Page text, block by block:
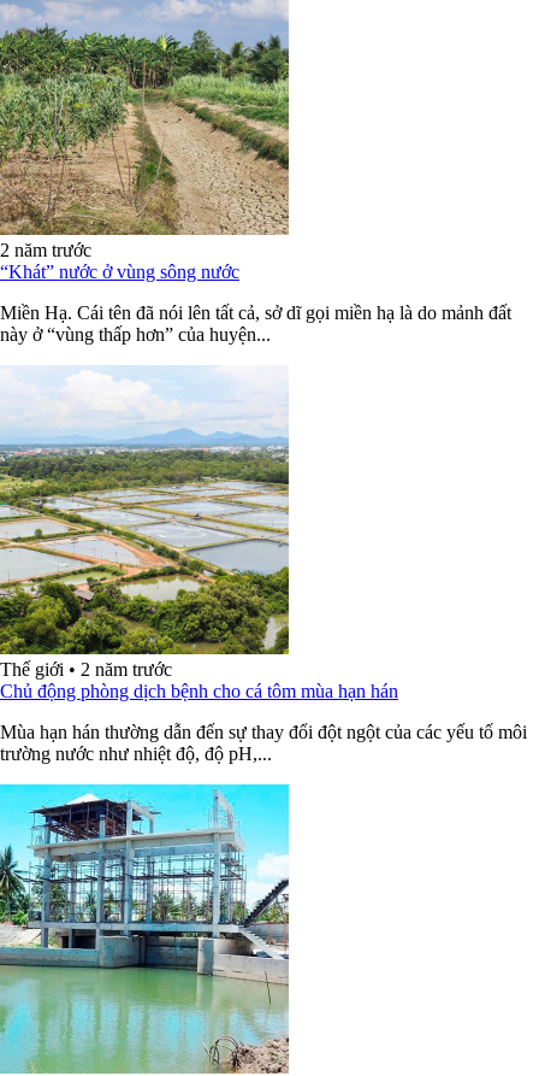
2 năm trước
“Khát” nước ở vùng sông nước
Miền Hạ. Cái tên đã nói lên tất cả, sở dĩ gọi miền hạ là do mảnh đất
này ở “vùng thấp hơn” của huyện...
Thế giới • 2 năm trước
Chủ động phòng dịch bệnh cho cá tôm mùa hạn hán
Mùa hạn hán thường dẫn đến sự thay đổi đột ngột của các yếu tố môi
trường nước như nhiệt độ, độ pH,...